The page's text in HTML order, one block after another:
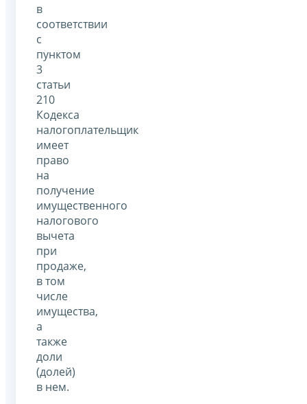
в
соответствии
с
пунктом
3
статьи
210
Кодекса
налогоплательщик
имеет
право
на
получение
имущественного
налогового
вычета
при
продаже,
в том
числе
имущества,
а
также
доли
(долей)
в нем.